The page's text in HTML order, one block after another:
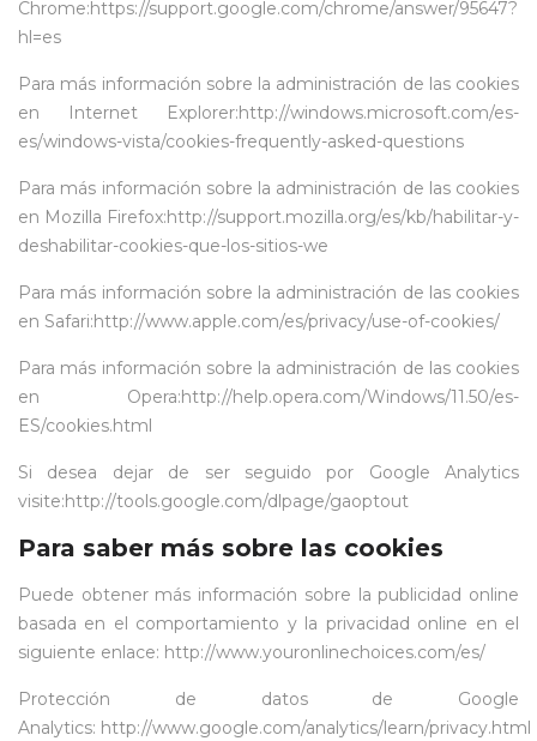
Chrome:https://support.google.com/chrome/answer/95647?
hl=es
Para más información sobre la administración de las cookies
en Internet Explorer:http://windows.microsoft.com/es-
es/windows-vista/cookies-frequently-asked-questions
Para más información sobre la administración de las cookies
en Mozilla Firefox:http://support.mozilla.org/es/kb/habilitar-y-
deshabilitar-cookies-que-los-sitios-we
Para más información sobre la administración de las cookies
en Safari:http://www.apple.com/es/privacy/use-of-cookies/
Para más información sobre la administración de las cookies
en Opera:http://help.opera.com/Windows/11.50/es-
ES/cookies.html
Si desea dejar de ser seguido por Google Analytics
visite:http://tools.google.com/dlpage/gaoptout
Para saber más sobre las cookies
Puede obtener más información sobre la publicidad online
basada en el comportamiento y la privacidad online en el
siguiente enlace: http://www.youronlinechoices.com/es/
Protección de datos de Google
Analytics: http://www.google.com/analytics/learn/privacy.html